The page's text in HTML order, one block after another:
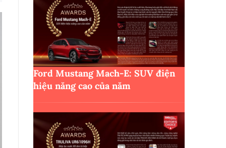
Ford Mustang Mach-E: SUV điện
hiệu năng cao của năm